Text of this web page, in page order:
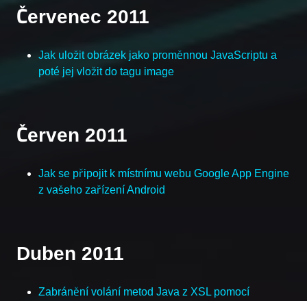
Červenec 2011
Jak uložit obrázek jako proměnnou JavaScriptu a
poté jej vložit do tagu image
Červen 2011
Jak se připojit k místnímu webu Google App Engine
z vašeho zařízení Android
Duben 2011
Zabránění volání metod Java z XSL pomocí